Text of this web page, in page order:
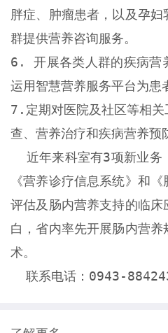
胖症、肿瘤患者，以及孕
群提供营养咨询服务。
6. 开展各类人群的疾病营
运用智慧营养服务平台为患
7.定期对医院及社区等相
查、营养治疗和疾病营养预
近年来科室有3项新业务
《营养诊疗信息系统》和《
评估及肠内营养支持的临床
白，省内率先开展肠内营
术。
联系电话：0943-